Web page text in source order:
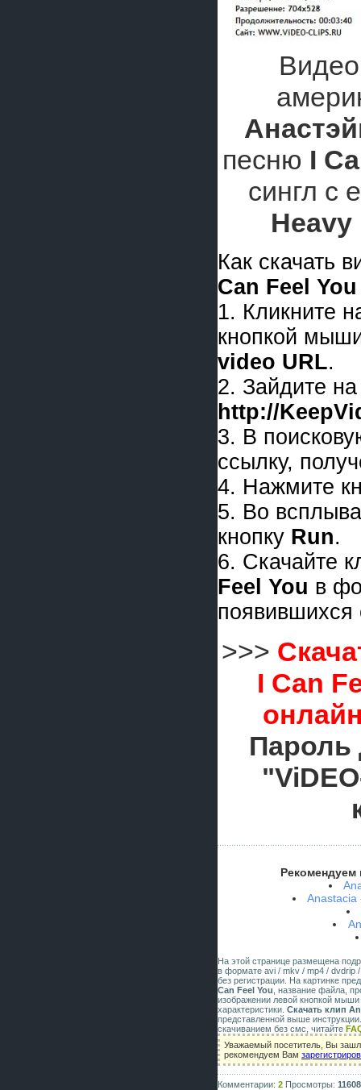
песню I
сингл с
Как скачать
Can Feel You
1. Кликните
кнопкой
video URL.
2. Зайдите на
http://
3. В
ссылку,
4. Нажмите
5. Во
кнопку Run.
6. Скачайте
Feel You в
появившихся
>>>
I Can
Пароль
Рекомендуем
Anastacia
На этой странице размещена
в формате avi / mkv / mp4 / dvdrip
без регистрации. На картинке
Can Feel You , название файла,
изображении левой кнопкой
характеристики. Скачать клип
представленной выше
скачиванием без смс, читайте
Уважаемый посетитель, Вы
рекомендуем Вам
Комментарии: 2 Просмотры: 11608